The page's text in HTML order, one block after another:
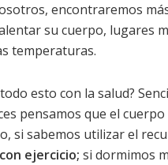
encontraremos
su cuerpo, lugares
temperaturas.
esto con la salud?
pensamos que el
si sabemos utilizar el
ejercicio; si dormimos